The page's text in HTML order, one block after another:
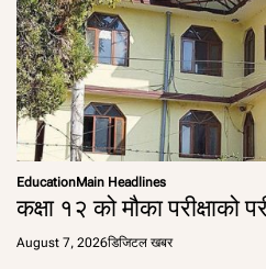
EducationMain Headlines
कक्षा १२ को मौका परीक्षाको
August 7, 2026डिजिटल खबर